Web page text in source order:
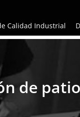
Calidad Industrial
de patio